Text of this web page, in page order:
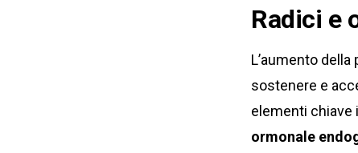
Radici e
L’aumento
sostenere e
elementi
ormonale